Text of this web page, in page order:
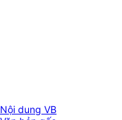
Nội dung VB